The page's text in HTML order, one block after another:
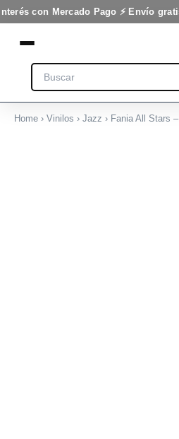
con Mercado Pago ⚡ Envío
Ir
al
contenido
Search
Home › Vinilos › Jazz › Fania All Stars
Live
At
Red
Garter
cantidad